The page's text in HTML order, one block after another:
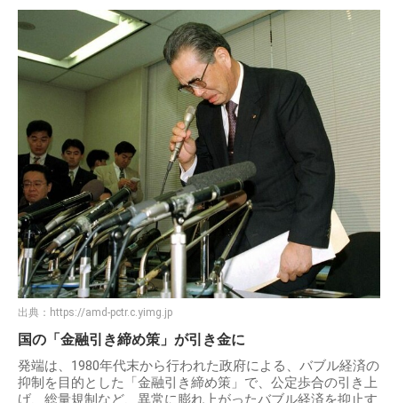
出典： https://amd-pctr.c.yimg.jp
国の「金融引き締め策」が引き金に
発端は、1980年代末から行われた政府による、バブル経済の
抑制を目的とした「金融引き締め策」で、公定歩合の引き上
げ、総量規制など、異常に膨れ上がったバブル経済を抑止す